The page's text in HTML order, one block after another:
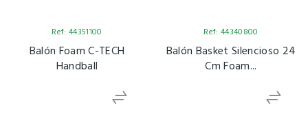
Ref: 44351100
Balón Foam C-TECH
Handball
Ref: 44340800
Balón Basket Silencioso 24
Cm Foam...